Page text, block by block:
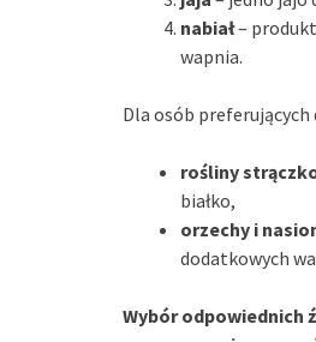
nabiał–
wapnia.
Dla osób
rośliny
białko,
orzechy i
dodatkowych
Wybór odpowiednich